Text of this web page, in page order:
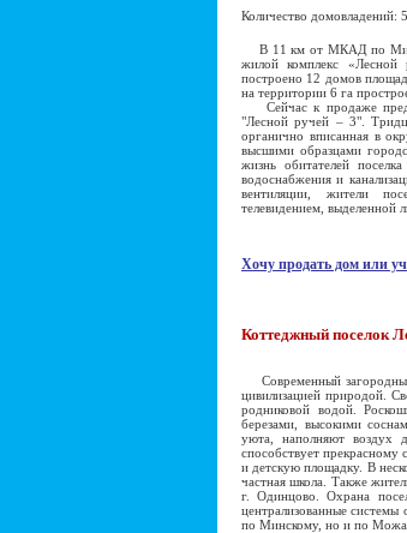
Количество домовладений:
В 11 км от МКАД по
жилой комплекс
построено 12 домов
на территории 6 га
Сейчас к продаже
"Лесной ручей – 3".
органично вписанная в
высшими образцами
жизнь обитателей
водоснабжения и
вентиляции, жители
телевидением, выделенной
Хочу продать дом или
Коттеджный поселок
Современный
цивилизацией природой.
родниковой водой.
березами, высокими
уюта, наполняют воздух
способствует прекрасному
и детскую площадку. В
частная школа. Также
г. Одинцово. Охрана
централизованные
по Минскому, но и по